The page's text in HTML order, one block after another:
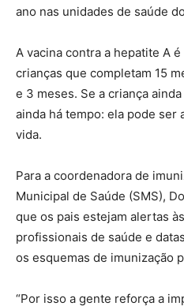
ano nas unidades de saúde
A vacina contra a hepatite A
crianças que completam 15
e 3 meses. Se a criança
ainda há tempo: ela pode ser
vida.
Para a coordenadora de
Municipal de Saúde (SMS),
que os pais estejam alertas
profissionais de saúde e
os esquemas de imunização
“Por isso a gente reforça a